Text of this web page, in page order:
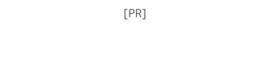
[PR]